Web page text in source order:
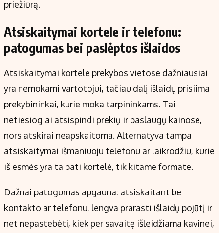
priežiūrą.
Atsiskaitymai kortele ir telefonu:
patogumas bei paslėptos išlaidos
Atsiskaitymai kortele prekybos vietose dažniausiai
yra nemokami vartotojui, tačiau dalį išlaidų prisiima
prekybininkai, kurie moka tarpininkams. Tai
netiesiogiai atsispindi prekių ir paslaugų kainose,
nors atskirai neapskaitoma. Alternatyva tampa
atsiskaitymai išmaniuoju telefonu ar laikrodžiu, kurie
iš esmės yra ta pati kortelė, tik kitame formate.
Dažnai patogumas apgauna: atsiskaitant be
kontakto ar telefonu, lengva prarasti išlaidų pojūtį ir
net nepastebėti, kiek per savaitę išleidžiama kavinei,